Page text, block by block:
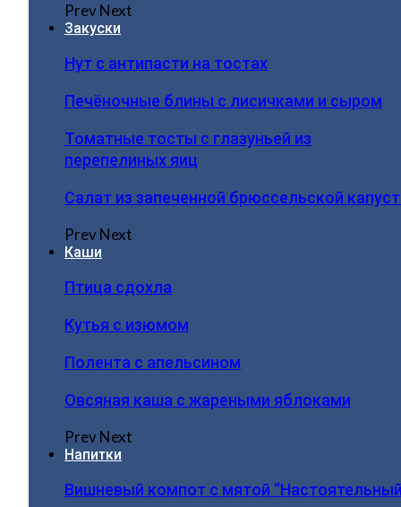
PrevNext
Закуски
Нут с антипасти на тостах
Печёночные блины с лисичками и сыром
Томатные тосты с глазуньей из
перепелиных яиц
Салат из запеченной брюссельской
PrevNext
Каши
Птица сдохла
Кутья с изюмом
Полента с апельсином
Овсяная каша с жареными яблоками
PrevNext
Напитки
Вишневый компот с мятой